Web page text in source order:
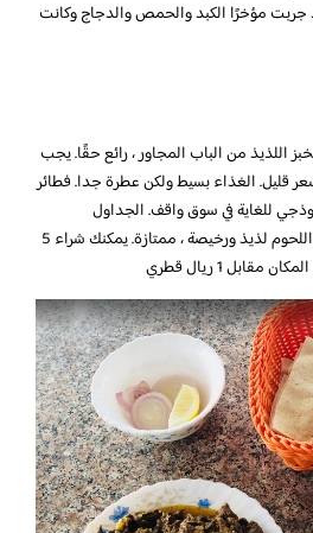
مؤخرًا الكبد والحمص والدجاج وكانت
اللذيذ من الباب المجاور ، رائع حقًا. يجب
قليل. الغذاء بسيط ولكن عطرة جدا. فطائر
للغاية في سوق واقف. الجداول
المشتركة مع العملاء الآخرين. اللحوم لذيذ ورخيصة ، ممتازة. يمكنك شراء 5
1 ريال قطري